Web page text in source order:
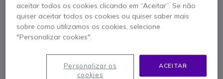
Doro Phone Easy 312cs conta com botões grandes
que facilitam a marcação. É muito fácil de usar e é
compatível com auriculares. Com três memórias
progrmáveis diretas, poderá ligar rapidamente oas
Este telefone Doro, dispõe de várias funções básicas
como o botão de remarcação, o controle de volume
aceitar todos os cookies clicando em “Aceitar”. Se não
quiser aceitar todos os cookies ou quiser saber mais
sobre como utilizamos os cookies, selecione
"Personalizar cookies".
ACEITAR
Personalizar os
cookies